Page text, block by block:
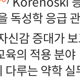
독성학 응급
신감 증대가
육의 적용 분야
다루는 약학